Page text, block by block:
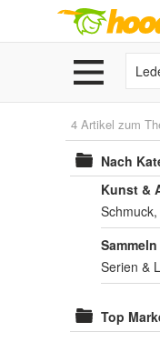
4 Artikel zum
Nach
Kunst &
Serien &
Top